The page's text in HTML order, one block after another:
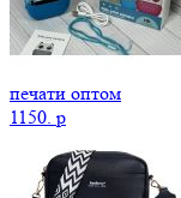
печати оптом
1150. p